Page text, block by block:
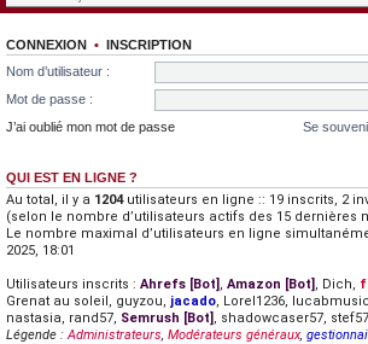
CONNEXION • INSCRIPTION
Nom d’utilisateur :
Mot de passe :
J’ai oublié mon mot de passe
Se
QUI EST EN LIGNE ?
Au total, il y a 1204utilisateurs en ligne :: 19 inscrits, 2
(selon le nombre d’utilisateurs actifs des 15 dernières
Le nombre maximal d’utilisateurs en ligne
2025, 18:01
Utilisateurs inscrits : Ahrefs [Bot] , Amazon [Bot] , Dich,
Grenat au soleil, guyzou, jacado, Lorel1236, lucabmusic
nastasia, rand57, Semrush [Bot] , shadowcaser57,
Légende :Administrateurs, Modérateurs généraux,